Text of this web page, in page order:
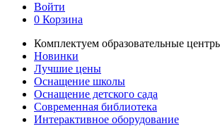
Войти
0 Корзина
Комплектуем образовательные
Новинки
Лучшие цены
Оснащение школы
Оснащение детского сада
Современная библиотека
Интерактивное оборудование